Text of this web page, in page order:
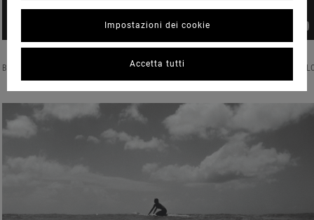
BORN & RAISED ON THE IDYLLIC SHORES OF WAIKIKI, HONOLULU, HAWAII, KEANI
IS A BUDDING SURF STAR WITH A STELLAR FUTURE AT HER FEET.
Impostazioni dei cookie
Accetta tutti